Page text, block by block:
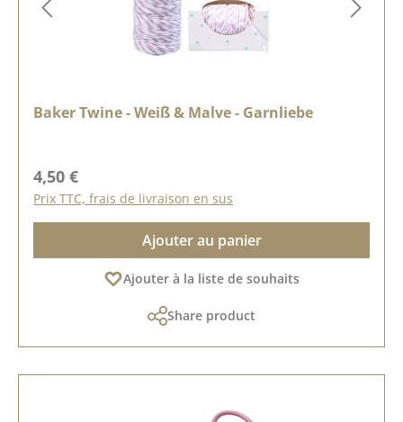
Baker Twine - Weiß & Malve - Garnliebe
Prix régulier :
4,50 €
Prix TTC, frais de livraison en sus
Ajouter au panier
Ajouter à la liste de souhaits
Share product